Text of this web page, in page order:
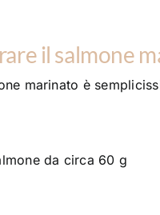
il salmone
marinato è
da circa 60 g